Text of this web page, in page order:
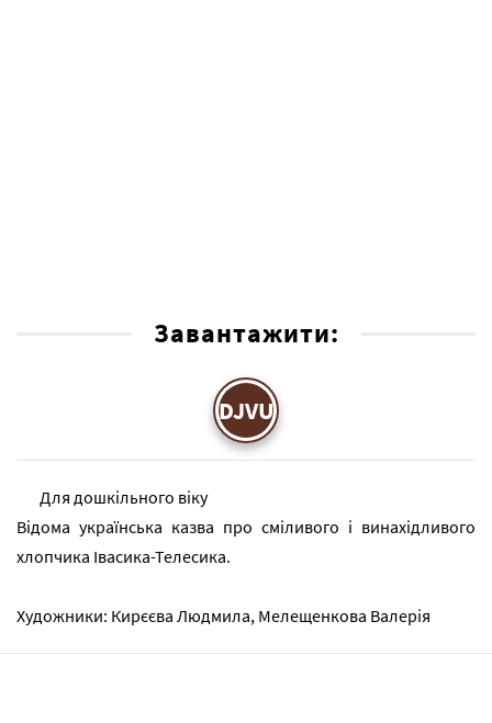
Завантажити:
DJVU
Для дошкільного віку
Відома українська казва про сміливого і винахідливого
хлопчика Івасика-Телесика.
Художники: Кирєєва Людмила, Мелещенкова Валерія